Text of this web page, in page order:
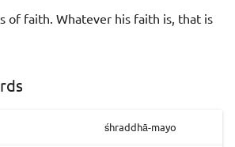
of faith. Whatever his faith is, that is
śhraddhā-mayo